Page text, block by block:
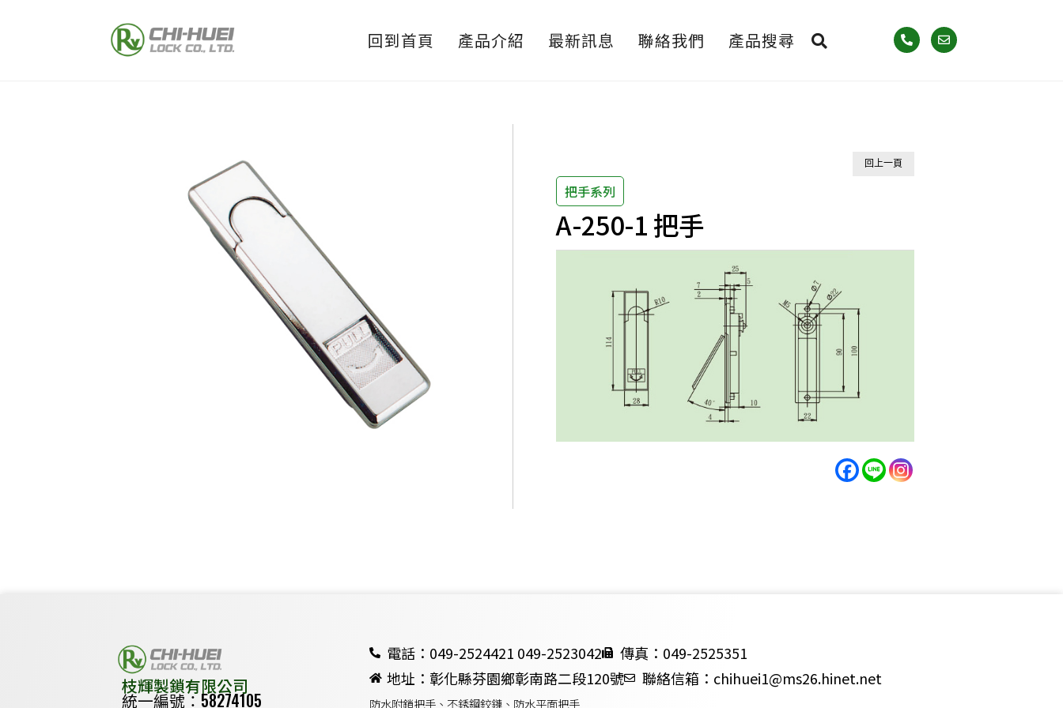
回到首頁 產品介紹 最新訊息 聯絡我們 產品搜尋
回上一頁
把手系列
A-250-1 把手
枝輝製鎖有限公司
統一編號：58274105
電話：049-2524421 049-2523042
傳真：049-2525351
地址：彰化縣芬園鄉彰南路二段120號
聯絡信箱：chihuei1@ms26.hinet.net
防水附鎖把手、不銹鋼鉸鏈、防水平面把手